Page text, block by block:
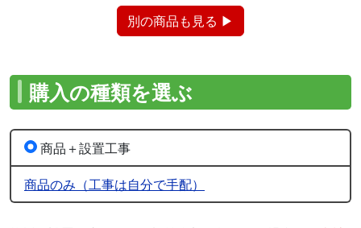
別の商品も見る ▶
購入の種類を選ぶ
商品＋設置工事
商品のみ（工事は自分で手配）